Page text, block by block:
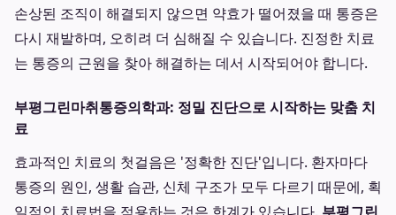
손상된 조직이 해결되지 않으면 약효가 떨어졌을 때 통증은
다시 재발하며, 오히려 더 심해질 수 있습니다. 진정한 치료
는 통증의 근원을 찾아 해결하는 데서 시작되어야 합니다.
부평그린마취통증의학과: 정밀 진단으로 시작하는 맞춤 치
료
효과적인 치료의 첫걸음은 '정확한 진단'입니다. 환자마다
통증의 원인, 생활 습관, 신체 구조가 모두 다르기 때문에, 획